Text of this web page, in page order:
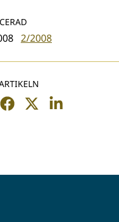
2/2008
Dela
Dela
Dela